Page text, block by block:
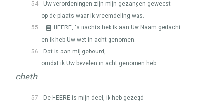
54
Uw verordeningen zijn mijn gezangen geweest
op de plaats waar ik vreemdeling was.
55
HEERE, 's nachts heb ik aan Uw Naam gedacht
en ik heb Uw wet in acht genomen.
56
Dat is aan mij gebeurd,
omdat ik Uw bevelen in acht genomen heb.
cheth
57 De HEERE is mijn deel, ik heb gezegd